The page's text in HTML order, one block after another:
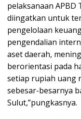
pelaksanaan APBD
diingatkan untuk
pengelolaan
pengendalian
aset daerah,
berorientasi pada
setiap rupiah uang
sebesar-besarnya
Sulut,”pungkasnya.